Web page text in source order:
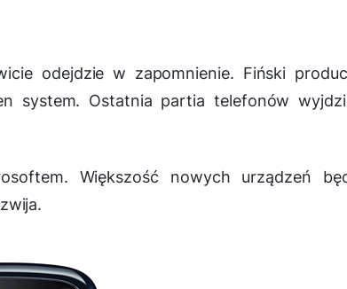
odejdzie w zapomnienie. Fiński
system. Ostatnia partia telefonów
Większość nowych urządzeń